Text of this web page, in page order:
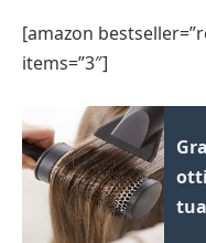
[amazon
items=”3″]